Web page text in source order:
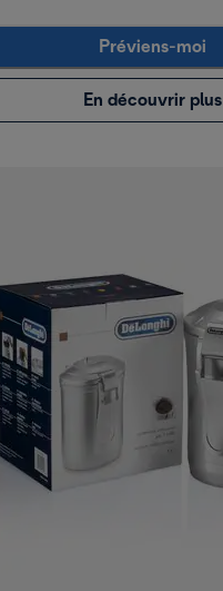
Préviens-moi
En découvrir plus